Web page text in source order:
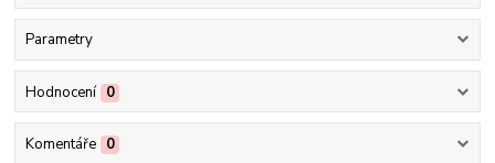
Parametry
Hodnocení 0
Komentáře 0